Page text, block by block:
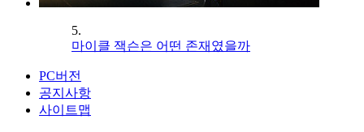
5.
마이클 잭슨은 어떤 존재였을까
PC버전
공지사항
사이트맵